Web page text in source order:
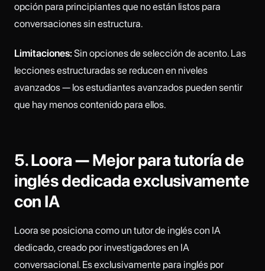
opción para principiantes que no están listos para
conversaciones sin estructura.
Limitaciones: Sin opciones de selección de acento. Las
lecciones estructuradas se reducen en niveles
avanzados — los estudiantes avanzados pueden sentir
que hay menos contenido para ellos.
5. Loora — Mejor para tutoría de
inglés dedicada exclusivamente
con IA
Loora se posiciona como un tutor de inglés con IA
dedicado, creado por investigadores en IA
conversacional. Es exclusivamente para inglés por